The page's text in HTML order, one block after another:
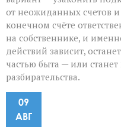
от неожиданных счетов
конечном счёте
на собственнике, и
действий зависит,
частью быта — или
разбирательства.
09
АВГ